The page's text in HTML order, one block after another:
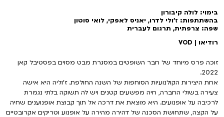
בימוי: לולה קיבורון
בהשתתפות: ז'ולי לדרו, יאניס לאפקי, לואי סוטון
שפה: צרפתית, תרגום לעברית
רודיאו | VOD
זוכה פרס מיוחד של חבר השופטים במסגרת מבט מסוים בפסטיבל קאן
2022.
אחת היצירות הקולנועיות הסוחפות של השנה החולפת. ז'וליה היא אישה
צעירה בשולי החברה, חיה מפשעים קטנים ויש לה תשוקה בלתי נגמרת
לרכיבה על אופנועים. היא מוצאת את דרכה אל תוך קבוצת אופנוענים שחיה
על הקצה, שתחושת הסכנה של דהירה מהירה על אופנוע וטריקים אקרובטיים